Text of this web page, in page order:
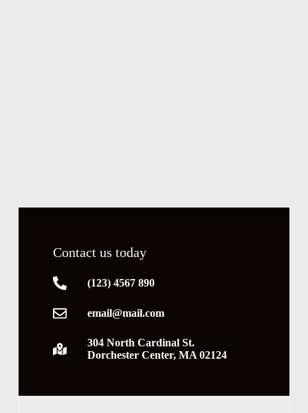
Contact us today
(123) 4567 890
email@mail.com
304 North Cardinal St.
Dorchester Center, MA 02124